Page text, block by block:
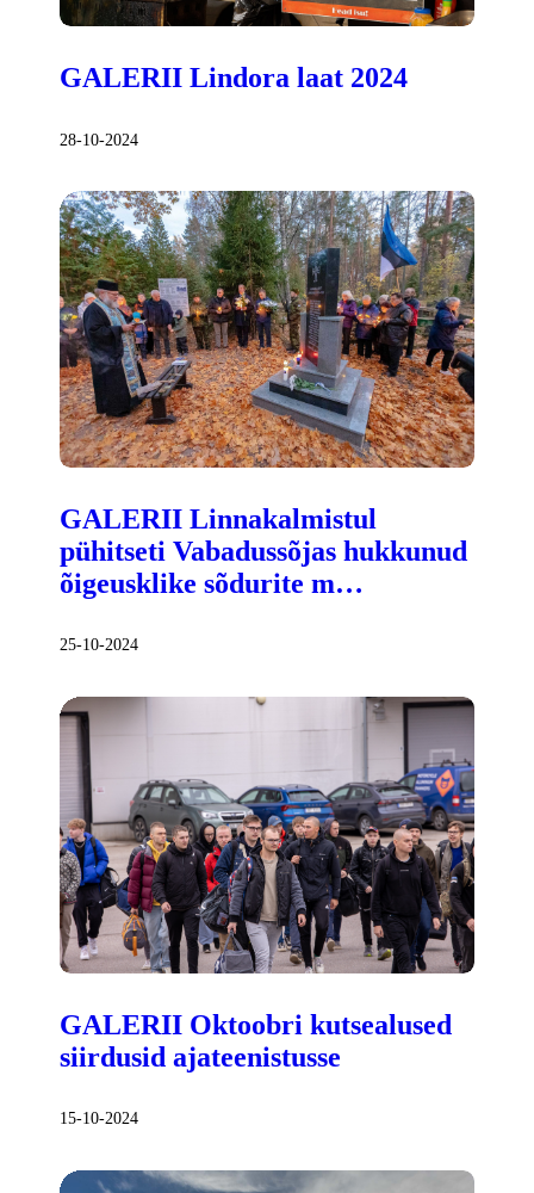
GALERII Lindora laat 2024
28-10-2024
GALERII Linnakalmistul
pühitseti Vabadussõjas hukkunud
õigeusklike sõdurite m…
25-10-2024
GALERII Oktoobri kutsealused
siirdusid ajateenistusse
15-10-2024